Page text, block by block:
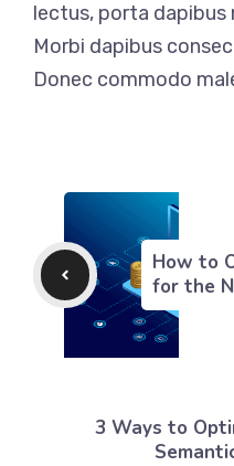
lectus, porta
Morbi dapibus
Donec commodo
How to
for the
3 Ways to